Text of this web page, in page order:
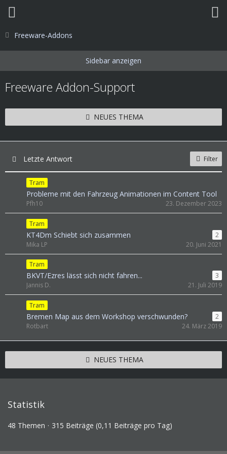
Freeware-Addons
Freeware Addon-Support
NEUES THEMA
Letzte Antwort Filter
Tram
Probleme mit den Fahrzeug Animationen im Content Tool
Pfh10 23. Dezember 2023
Tram
KT4Dm Schiebt sich zusammen
2
Mika LP
20. Juni 2021
Tram
BKVT/Ezres lässt sich nicht fahren...
3
Jannis D.
21. Juli 2019
Tram
Bremen Map aus dem Workshop verschwunden?
2
Rotbart
24. März 2019
NEUES THEMA
Statistik
48 Themen 315 Beiträge (0,11 Beiträge pro Tag)